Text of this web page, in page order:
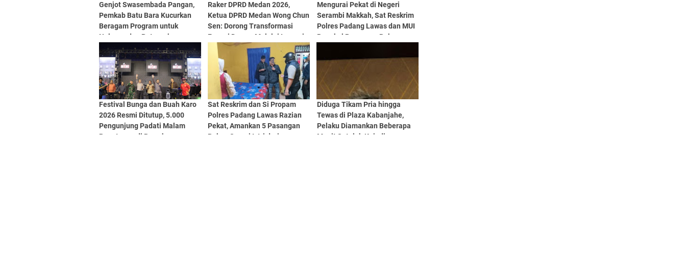
Genjot Swasembada Pangan,
Pemkab Batu Bara Kucurkan
Beragam Program untuk
Nelayan dan Peternak
Raker DPRD Medan 2026,
Ketua DPRD Medan Wong Chun
Sen: Dorong Transformasi
Fungsi Dewan Melalui Inovasi
dan Digitalisasi
Mengurai Pekat di Negeri
Serambi Makkah, Sat Reskrim
Polres Padang Lawas dan MUI
Rangkul Pasangan Bukan
Festival Bunga dan Buah Karo
2026 Resmi Ditutup, 5.000
Pengunjung Padati Malam
Penutupan di Bawah
Sat Reskrim dan Si Propam
Polres Padang Lawas Razian
Pekat, Amankan 5 Pasangan
Bukan Suami Istri dari
Diduga Tikam Pria hingga
Tewas di Plaza Kabanjahe,
Pelaku Diamankan Beberapa
Menit Setelah Kejadian